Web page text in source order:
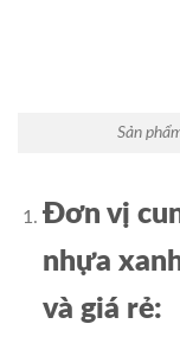
Sản
Đơn vị
nhựa
và giá rẻ: